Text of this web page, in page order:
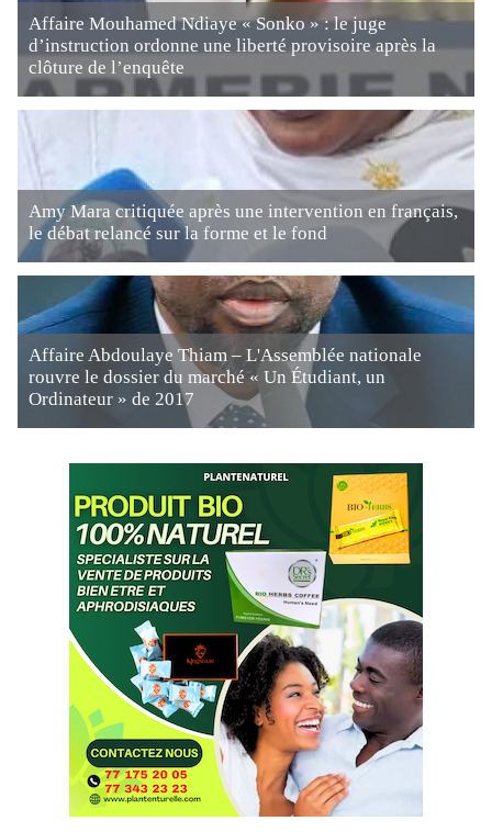
Affaire Mouhamed Ndiaye « Sonko » : le juge
d’instruction ordonne une liberté provisoire après la
clôture de l’enquête
Amy Mara critiquée après une intervention en français,
le débat relancé sur la forme et le fond
Affaire Abdoulaye Thiam – L'Assemblée nationale
rouvre le dossier du marché « Un Étudiant, un
Ordinateur » de 2017